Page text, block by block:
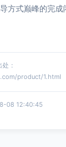
方式巅峰的完
：
product/1.html
08 12:40:45